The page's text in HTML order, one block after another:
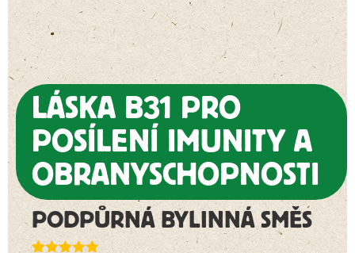
LÁSKA B31 PRO
POSÍLENÍ IMUNITY A
OBRANYSCHOPNOSTI
PODPŮRNÁ BYLINNÁ SMĚS